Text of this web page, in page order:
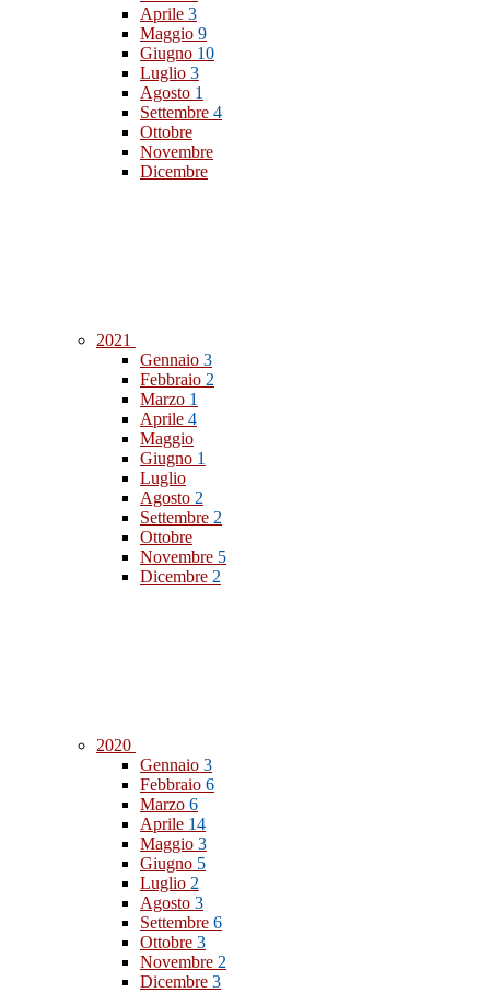
Aprile 3
Maggio 9
Giugno 10
Luglio 3
Agosto 1
Settembre 4
Ottobre
Novembre
Dicembre
2021
Gennaio 3
Febbraio 2
Marzo 1
Aprile 4
Maggio
Giugno 1
Luglio
Agosto 2
Settembre 2
Ottobre
Novembre 5
Dicembre 2
2020
Gennaio 3
Febbraio 6
Marzo 6
Aprile 14
Maggio 3
Giugno 5
Luglio 2
Agosto 3
Settembre 6
Ottobre 3
Novembre 2
Dicembre 3